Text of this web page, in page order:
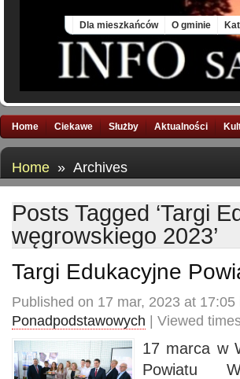
Dla mieszkańców O gminie
Home Ciekawe Służby Aktualności
Home » Archives
Posts Tagged ‘Targi
węgrowskiego 2023’
Targi Edukacyjne
Published on 17 mar, 2023 at 17:05
Ponadpodstawowych | Viewed
17 marca w
Powiatu